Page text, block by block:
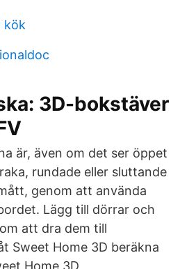
kök
3D-bokstäver
är, även om det ser öppet
rundade eller sluttande
genom att använda
Lägg till dörrar och
att dra dem till
Sweet Home 3D beräkna
Home 3D